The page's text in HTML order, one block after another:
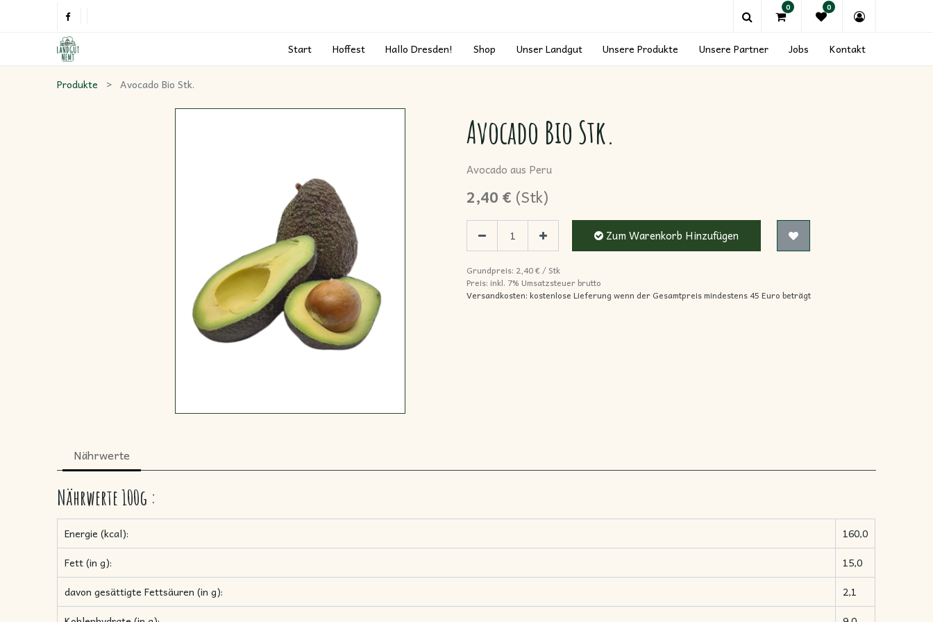
0 0
Start Hoffest Hallo Dresden! Shop Unser Landgut Unsere Produkte Unsere Partner Jobs Kontakt
Produkte Avocado Bio Stk.
Avocado Bio Stk.
Avocado aus Peru
2,40 € (Stk)
Zum Warenkorb Hinzufügen
Grundpreis: 2,40€/ Stk
Preis: inkl. 7% Umsatzsteuer brutto
Versandkosten: kostenlose Lieferung wenn der Gesamtpreis mindestens 45 Euro beträgt
Nährwerte
Nährwerte100g :
Energie (kcal):
160,0
Fett (in g):
15,0
davon gesättigte Fettsäuren (in g):
2,1